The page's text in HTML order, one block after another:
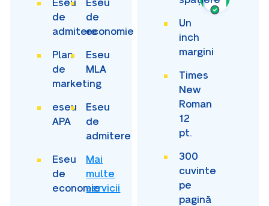
Eseu
de
admitere
Eseu
de
economie
Plan
de
marketing
Eseu
MLA
eseu
APA
Eseu
de
admitere
Eseu
de
economie
Mai
multe
servicii
Un
inch
margini
Times
New
Roman
12
pt.
300
cuvinte
pe
pagină